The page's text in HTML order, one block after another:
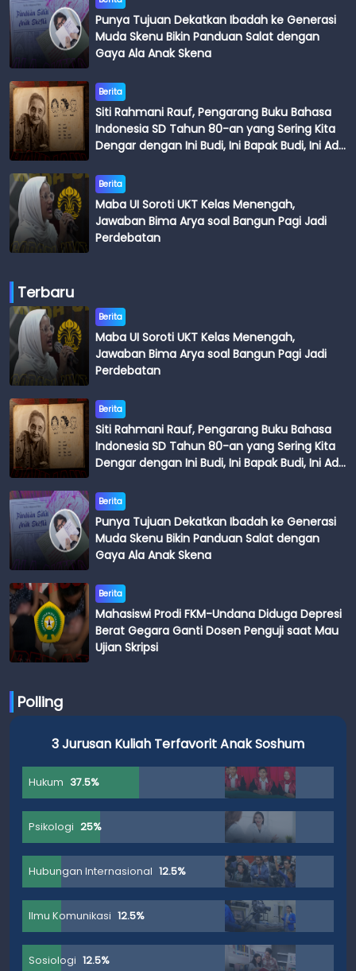
Punya Tujuan Dekatkan Ibadah ke Generasi
Muda Skenu Bikin Panduan Salat dengan
Gaya Ala Anak Skena
Berita
Siti Rahmani Rauf, Pengarang Buku Bahasa
Indonesia SD Tahun 80-an yang Sering Kita
Dengar dengan Ini Budi, Ini Bapak Budi, Ini Adik
Berita
Maba UI Soroti UKT Kelas Menengah,
Jawaban Bima Arya soal Bangun Pagi Jadi
Perdebatan
Terbaru
Berita
Maba UI Soroti UKT Kelas Menengah,
Jawaban Bima Arya soal Bangun Pagi Jadi
Perdebatan
Berita
Siti Rahmani Rauf, Pengarang Buku Bahasa
Indonesia SD Tahun 80-an yang Sering Kita
Dengar dengan Ini Budi, Ini Bapak Budi, Ini Adik
Berita
Punya Tujuan Dekatkan Ibadah ke Generasi
Muda Skenu Bikin Panduan Salat dengan
Gaya Ala Anak Skena
Berita
Mahasiswi Prodi FKM-Undana Diduga Depresi
Berat Gegara Ganti Dosen Penguji saat Mau
Ujian Skripsi
Polling
3 Jurusan Kuliah Terfavorit Anak Soshum
Hukum 37.5%
Psikologi 25%
Hubungan Internasional 12.5%
Ilmu Komunikasi 12.5%
Sosiologi 12.5%